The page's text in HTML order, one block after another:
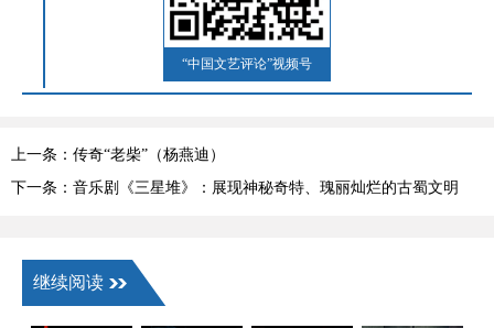
“中国文艺评论”视频号
上一条：传奇“老柴”（杨燕迪）
下一条：音乐剧《三星堆》：展现神秘奇特、瑰丽灿烂的古蜀文明
继续阅读